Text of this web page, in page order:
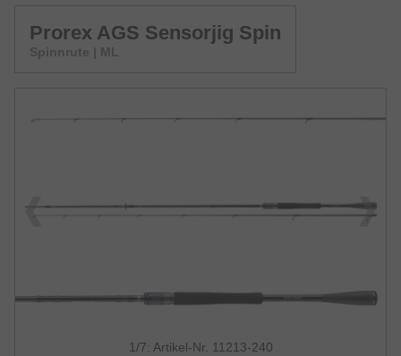
Prorex AGS Sensorjig Spin
Spinnrute | ML
1/7: Artikel-Nr. 11213-240